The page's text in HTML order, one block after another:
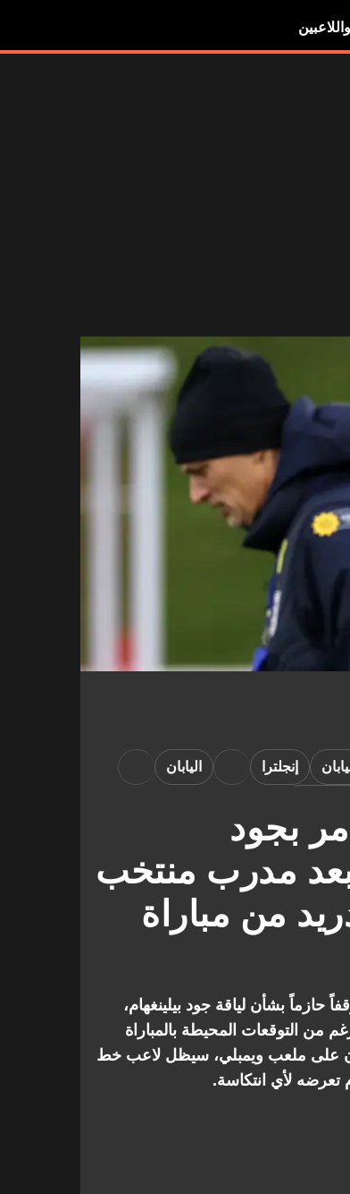
بجود
مدرب منتخب
من مباراة
إنجلترا اليابان
بشأن لياقة جود بيلينغهام،
من التوقعات المحيطة بالمباراة
على ملعب ويمبلي، سيظل لاعب خط
لأي انتكاسة.